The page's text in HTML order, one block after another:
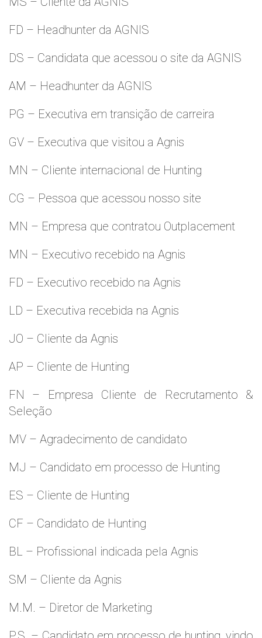
FD – Headhunter da AGNIS
DS – Candidata que acessou o site da AGNIS
AM – Headhunter da AGNIS
PG – Executiva em transição de carreira
GV – Executiva que visitou a Agnis
MN – Cliente internacional de Hunting
CG – Pessoa que acessou nosso site
MN – Empresa que contratou Outplacement
MN – Executivo recebido na Agnis
FD – Executivo recebido na Agnis
LD – Executiva recebida na Agnis
JO – Cliente da Agnis
AP – Cliente de Hunting
FN – Empresa Cliente de Recrutamento &
Seleção
MV – Agradecimento de candidato
MJ – Candidato em processo de Hunting
ES – Cliente de Hunting
CF – Candidato de Hunting
BL – Profissional indicada pela Agnis
SM – Cliente da Agnis
M.M. – Diretor de Marketing